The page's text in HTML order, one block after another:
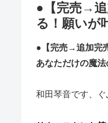
●【完売→
る！願いが
●【完売→追加完
あなただけの魔
和田琴音です、ぐ